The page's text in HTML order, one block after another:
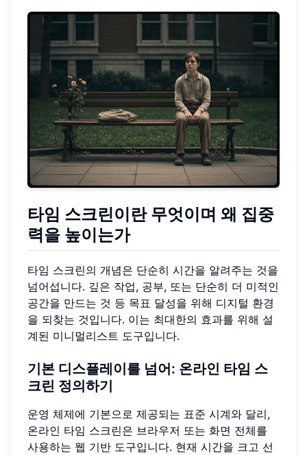
타임 스크린이란 무엇이며 왜 집중
력을 높이는가
타임 스크린의 개념은 단순히 시간을 알려주는 것을
넘어섭니다. 깊은 작업, 공부, 또는 단순히 더 미적인
공간을 만드는 것 등 목표 달성을 위해 디지털 환경
을 되찾는 것입니다. 이는 최대한의 효과를 위해 설
계된 미니멀리스트 도구입니다.
기본 디스플레이를 넘어: 온라인 타임 스
크린 정의하기
운영 체제에 기본으로 제공되는 표준 시계와 달리,
온라인 타임 스크린은 브라우저 또는 화면 전체를
사용하는 웹 기반 도구입니다. 현재 시간을 크고 선